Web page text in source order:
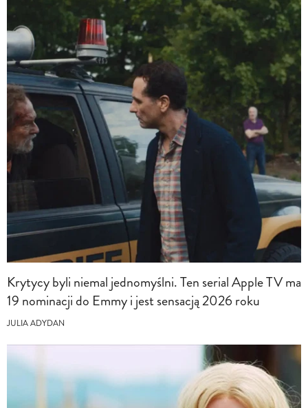
Krytycy byli niemal jednomyślni. Ten serial Apple TV ma
19 nominacji do Emmy i jest sensacją 2026 roku
JULIA ADYDAN